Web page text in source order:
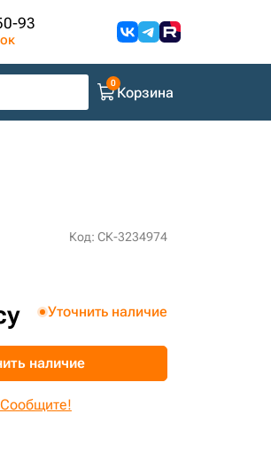
93
Корзина
Код: СК-3234974
Уточнить наличие
наличие